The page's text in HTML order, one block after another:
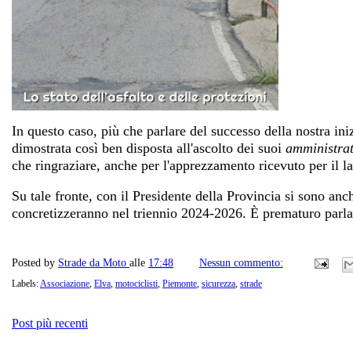
In questo caso, più che parlare del successo della nostra
dimostrata così ben disposta all'ascolto dei suoi
che ringraziare, anche per l'apprezzamento ricevuto per il
Su tale fronte, con il Presidente della Provincia si sono
concretizzeranno nel triennio 2024-2026. È prematuro
Posted by Strade da Moto alle 17:48 Nessun commento:
Labels: Associazione Elva motociclisti Piemonte sicurezza strade
Post più recenti